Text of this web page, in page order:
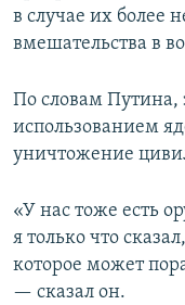
в случае их более
вмешательства в
По словам Путина,
использованием
уничтожение
«У нас тоже есть
я только что
которое может
— сказал он.